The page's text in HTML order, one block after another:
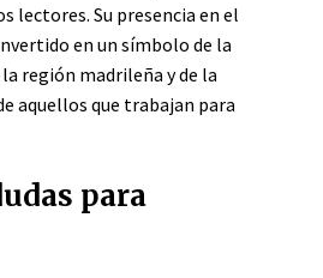
lectores. Su presencia en el
en un símbolo de la
región madrileña y de la
aquellos que trabajan para
para